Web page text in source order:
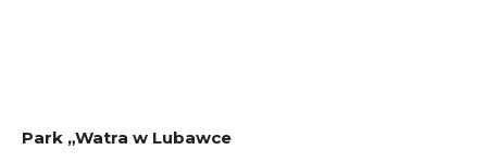
Park „Watra w Lubawce